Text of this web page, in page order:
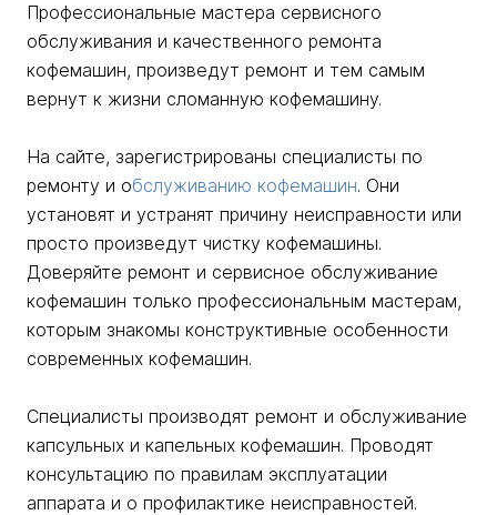
Профессиональные мастера сервисного
обслуживания и качественного ремонта
кофемашин, произведут ремонт и тем самым
вернут к жизни сломанную кофемашину.
На сайте, зарегистрированы специалисты по
ремонту и обслуживанию кофемашин. Они
установят и устранят причину неисправности или
просто произведут чистку кофемашины.
Доверяйте ремонт и сервисное обслуживание
кофемашин только профессиональным мастерам,
которым знакомы конструктивные особенности
современных кофемашин.
Специалисты производят ремонт и обслуживание
капсульных и капельных кофемашин. Проводят
консультацию по правилам эксплуатации
аппарата и о профилактике неисправностей.